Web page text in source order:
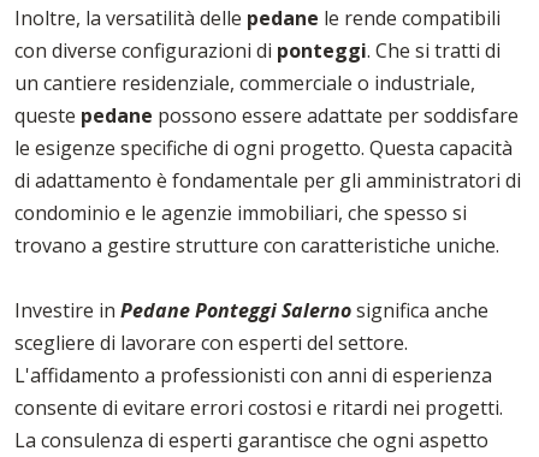
Inoltre, la versatilità delle pedane le rende compatibili
con diverse configurazioni di ponteggi. Che si tratti di
un cantiere residenziale, commerciale o industriale,
queste pedane possono essere adattate per soddisfare
le esigenze specifiche di ogni progetto. Questa capacità
di adattamento è fondamentale per gli amministratori di
condominio e le agenzie immobiliari, che spesso si
trovano a gestire strutture con caratteristiche uniche.
Investire in Pedane Ponteggi Salernosignifica anche
scegliere di lavorare con esperti del settore.
L'affidamento a professionisti con anni di esperienza
consente di evitare errori costosi e ritardi nei progetti.
La consulenza di esperti garantisce che ogni aspetto